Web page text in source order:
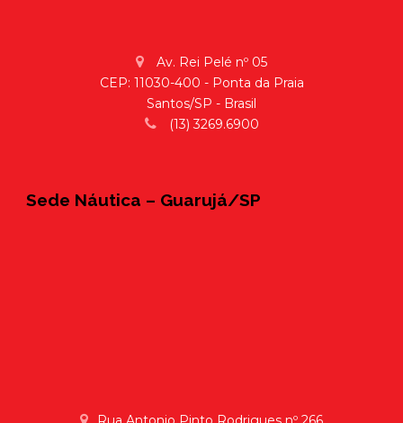
Av. Rei Pelé nº 05
CEP: 11030-400 - Ponta da Praia
Santos/SP - Brasil
(13) 3269.6900
Sede Náutica – Guarujá/SP